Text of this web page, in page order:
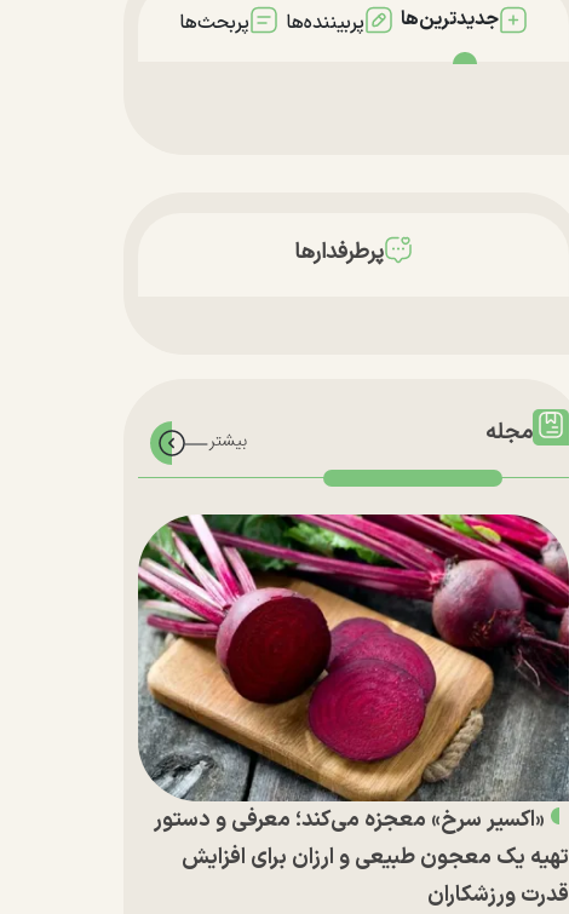
جدیدترین‌ها پربیننده‌ها پربحث‌ها
پرطرفدارها
مجله
«اکسیر سرخ» معجزه می‌کند؛ معرفی و دستور
تهیه یک معجون طبیعی و ارزان برای افزایش
قدرت ورزشکاران